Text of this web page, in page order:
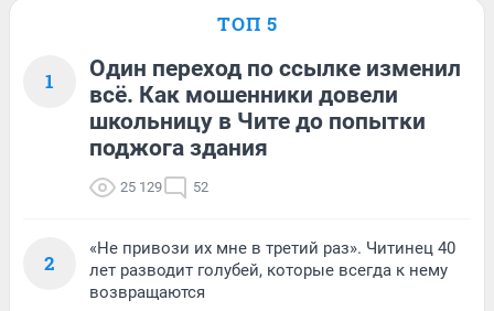
ТОП 5
1
Один переход по ссылке изменил
всё. Как мошенники довели
школьницу в Чите до попытки
поджога здания
25 129 52
2
«Не привози их мне в третий раз». Читинец 40
лет разводит голубей, которые всегда к нему
возвращаются